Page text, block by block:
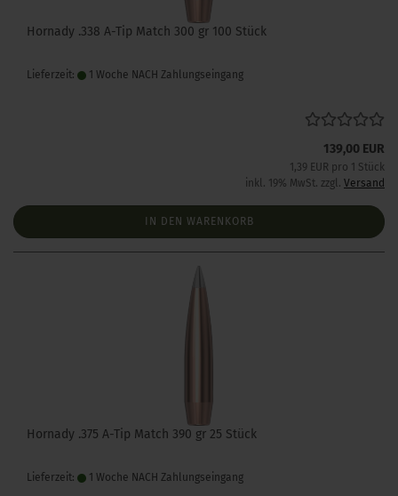
Hornady .338 A-Tip Match 300 gr 100 Stück
Lieferzeit: 1 Woche NACH Zahlungseingang
139,00 EUR
1,39 EUR pro 1 Stück
inkl. 19% MwSt. zzgl. Versand
IN DEN WARENKORB
Hornady .375 A-Tip Match 390 gr 25 Stück
Lieferzeit: 1 Woche NACH Zahlungseingang